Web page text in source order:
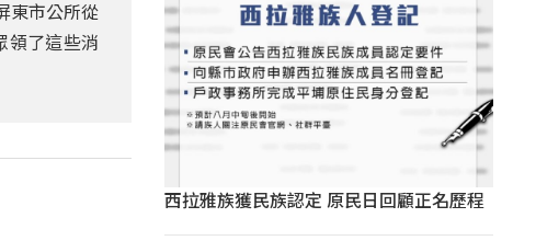
東市公所從
領了這些消
西拉雅族獲民族認定 原民日回顧正名歷程